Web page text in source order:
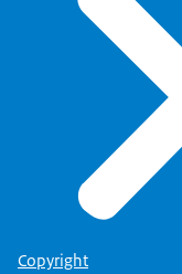
Copyright